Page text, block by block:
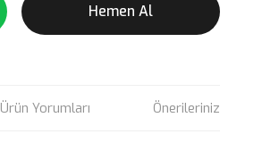
Hemen Al
Ürün Yorumları Önerileriniz